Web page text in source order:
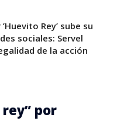
Rey’ sube su
sociales: Servel
de la acción
por